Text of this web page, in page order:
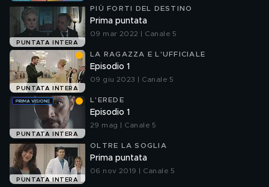
PUNTATA INTERA
PIÙ FORTI DEL DESTINO
Prima puntata
09 mar 2022 | Canale 5
PUNTATA INTERA
LA RAGAZZA E L'UFFICIALE
Episodio 1
09 giu 2023 | Canale 5
PUNTATA INTERA
L'EREDE
Episodio 1
29 mag | Canale 5
PUNTATA INTERA
OLTRE LA SOGLIA
Prima puntata
06 nov 2019 | Canale 5